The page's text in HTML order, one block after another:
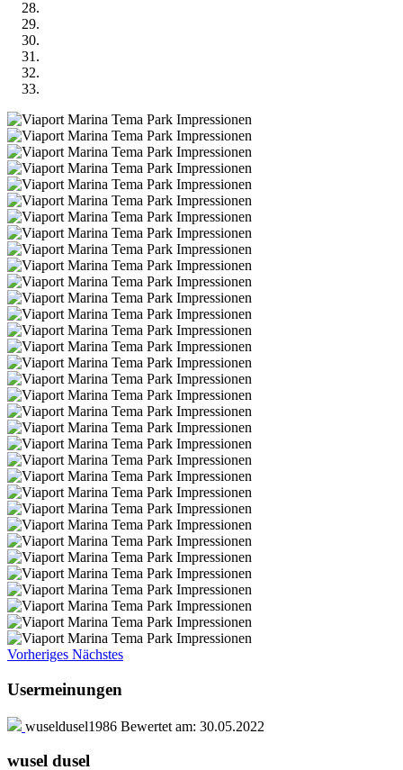
Vorheriges Nächstes
Usermeinungen
wuseldusel1986 Bewertet am: 30.05.2022
wusel dusel